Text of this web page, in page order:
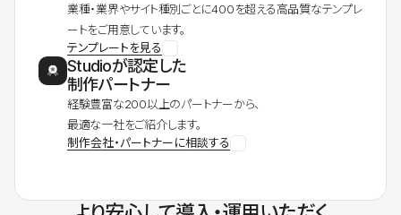
業種・業界やサイト種別ごとに400を超える高品質なテンプレ
ートをご用意しています。
テンプレートを見る
Studioが認定した
制作パートナー
経験豊富な200以上のパートナーから、
最適な一社をご紹介します。
制作会社・パートナーに相談する